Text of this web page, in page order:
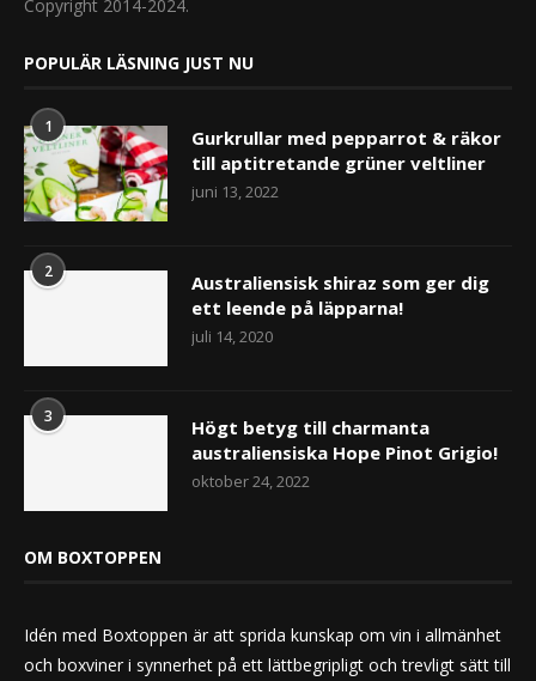
Copyright 2014-2024.
POPULÄR LÄSNING JUST NU
1
Gurkrullar med pepparrot & räkor
till aptitretande grüner veltliner
juni 13, 2022
2
Australiensisk shiraz som ger dig
ett leende på läpparna!
juli 14, 2020
3
Högt betyg till charmanta
australiensiska Hope Pinot Grigio!
oktober 24, 2022
OM BOXTOPPEN
Idén med Boxtoppen är att sprida kunskap om vin i allmänhet
och boxviner i synnerhet på ett lättbegripligt och trevligt sätt till